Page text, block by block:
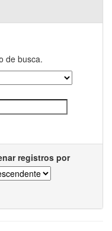
de busca.
registros por